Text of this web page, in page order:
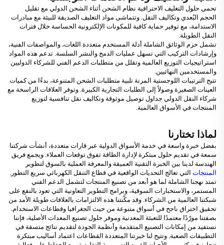
تحمي حلول التغليف الاحترافية نظام الشحن أثناء الشحن الدولي مع تقليل
الحجم البُعدي وتكاليف النقل. وتتماشى مواد التغليف الصديقة للبيئة مع مبادرات
الاستدامة، مع توفير حماية كافية للمكونات الإلكترونية الحساسة خلال فترات
النقل الطويلة.
تشمل حزم الوثائق الشاملة أدلة المستخدم متعددة اللغات، والمواصفات الفنية،
وإرشادات التركيب التي تسهل عمليات الدمج والنشر السلسة. تدعم هذه المواد
استراتيجيات التوزيع العالمية وتقلل من متطلبات الدعم الفني للشركاء الدوليين
والمستخدمين النهائيين.
تتيح الترتيبات اللوجستية المرنة تلبية متطلبات الشحن المتنوعة، بدءًا من كميات
العينات الصغيرة وصولاً إلى الطلبات التجارية الكبيرة. وتوفر العلاقات الراسخة مع
شركاء النقل الدولي جداول توصيل موثوقة وتكاليف نقل تنافسية لتوزيع
المنتجات في الأسواق العالمية.
لماذا تختارنا
بفضل خبرة واسعة في خدمة الأسواق الدولية عبر قارات متعددة، أنشأت شركتنا
سمعة في تقديم حلول مبتكرة لإدارة الطاقة تفوق توقعات العملاء. ويجمع فريق
الهندسة لدينا بين الخبرة التقنية العميقة والمعرفة العملية بالسوق لتطوير
المنتجات التي تعالج التحديات الواقعية في قطاع التنقل الكهربائي سريع التطور.
تمتد نهجنا الشاملة لما هو أبعد من تصنيع المنتجات لتشمل الدعم الفني
المستمر، والاستخبارات السوقية، وبرامج التطوير التعاونية التي تعود بالنفع على
شبكتنا العالمية من الشركاء. وقد مكّنتنا هذه الالتزامات بالعلاقات طويلة الأمد من
تحقيق اختراق ناجح في أسواق متنوعة من حيث الجغرافيا وقطاعات الاستخدام.
بصفتنا مورّدًا معتمدًا للتعبئة المعدنية وموفر حلول تصنيع المعدات الأصلية، فإننا
نستفيد من إمكانات التصنيع المتقدمة وأنظمة الجودة لتقديم نتائج متسقة في
التطبيقات الصعبة. وتتيح لنا خبرتنا المتعددة القطاعات اعتماد أساليب مبتكرة